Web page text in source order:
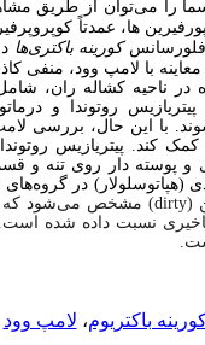
را می‌توان از طریق
ها، عمدتاً
فلورسانسکورینه باکتری‌ها
با لامپ وود، منفی
در ناحیه کشاله ران،
پیتریازیس روتوندا و
کمک کند. پیتریازیس روتوندا
و پوسته دار روی تنه و
(هپاتوسلولار) در
(
dirty) مشخص می‌شود که
نسبت داده شده
باکتریوم، لامپ وود